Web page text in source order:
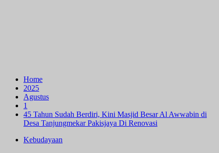
Home
2025
Agustus
1
45 Tahun Sudah Berdiri, Kini Masjid Besar Al Awwabin di
Desa Tanjungmekar Pakisjaya Di Renovasi
Kebudayaan